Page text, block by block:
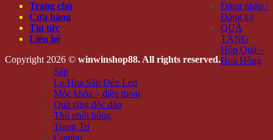
Trang chủ
Cửa hàng
Tin tức
Liên hệ
Copyright 2026 © winwinshop88. All rights reserved.
Đăng nhập /
Đăng ký
QUÀ
TẶNG
Hộp Quà –
Hoa Hồng
Sáp
Lọ Hoa Sáp Đèn Led
Móc khóa – điện thoại
Quà tặng độc đáo
Thú nhồi bông
Trang Trí
Combo